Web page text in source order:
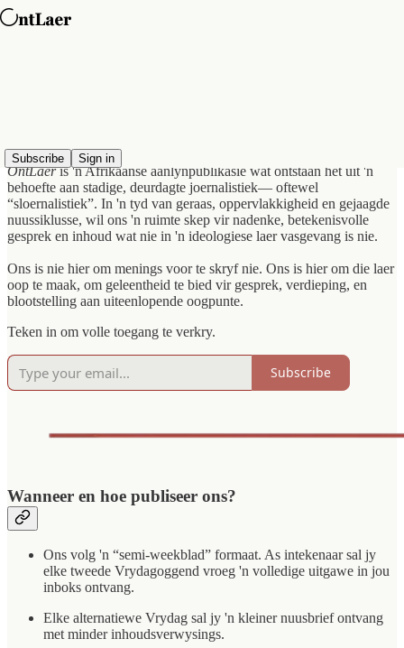
Subscribe Sign in
OntLaeris 'n Afrikaanse aanlynpublikasie wat ontstaan het uit 'n
behoefte aan stadige, deurdagte joernalistiek— oftewel
“sloernalistiek”. In 'n tyd van geraas, oppervlakkigheid en gejaagde
nuussiklusse, wil ons 'n ruimte skep vir nadenke, betekenisvolle
gesprek en inhoud wat nie in 'n ideologiese laer vasgevang is nie.
Ons is nie hier om menings voor te skryf nie. Ons is hier om die laer
oop te maak, om geleentheid te bied vir gesprek, verdieping, en
blootstelling aan uiteenlopende oogpunte.
Teken in om volle toegang te verkry.
Subscribe
Wanneer en hoe publiseer ons?
Ons volg 'n “semi-weekblad” formaat. As intekenaar sal jy
elke tweede Vrydagoggend vroeg 'n volledige uitgawe in jou
inboks ontvang.
Elke alternatiewe Vrydag sal jy 'n kleiner nuusbrief ontvang
met minder inhoudsverwysings.